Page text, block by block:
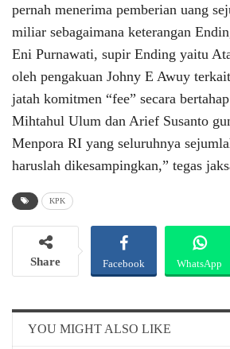
pernah menerima pemberian uang
miliar sebagaimana keterangan
Eni Purnawati, supir Ending yaitu
oleh pengakuan Johny E Awuy
jatah komitmen “fee” secara
Mihtahul Ulum dan Arief Susanto
Menpora RI yang seluruhnya
haruslah dikesampingkan,” tegas
KPK
Share Facebook WhatsApp
YOU MIGHT ALSO LIKE